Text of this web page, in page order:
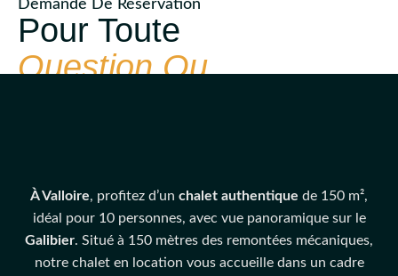
Demande De Réservation
Pour Toute
Question Ou
À Valloire, profitez d’un chalet authentique de 150 m²,
idéal pour 10 personnes, avec vue panoramique sur le
Galibier. Situé à 150 mètres des remontées mécaniques,
notre chalet en location vous accueille dans un cadre